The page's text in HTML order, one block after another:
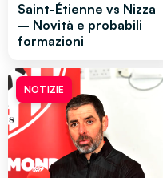
Saint-Étienne vs Nizza
– Novità e probabili
formazioni
NOTIZIE